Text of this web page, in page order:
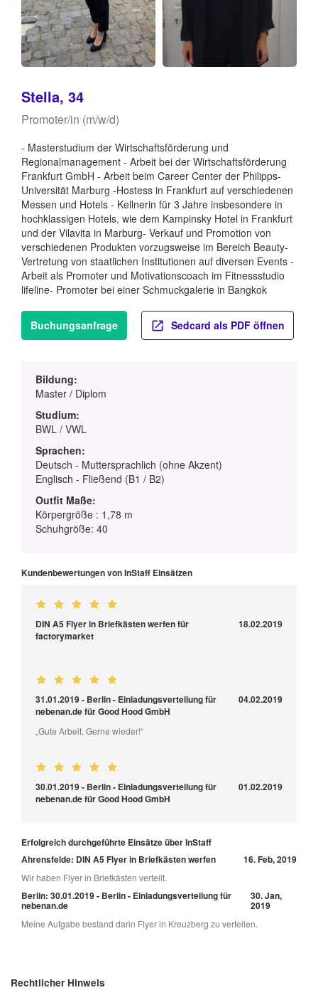
Stella, 34
Promoter/in (m/w/d)
- Masterstudium der Wirtschaftsförderung und
Regionalmanagement - Arbeit bei der Wirtschaftsförderung
Frankfurt GmbH - Arbeit beim Career Center der Philipps-
Universität Marburg -Hostess in Frankfurt auf verschiedenen
Messen und Hotels - Kellnerin für 3 Jahre insbesondere in
hochklassigen Hotels, wie dem Kampinsky Hotel in Frankfurt
und der Vilavita in Marburg- Verkauf und Promotion von
verschiedenen Produkten vorzugsweise im Bereich Beauty-
Vertretung von staatlichen Institutionen auf diversen Events -
Arbeit als Promoter und Motivationscoach im Fitnessstudio
lifeline- Promoter bei einer Schmuckgalerie in Bangkok
Buchungsanfrage Sedcard als PDF öffnen
Bildung:
Master / Diplom
Studium:
BWL / VWL
Sprachen:
Deutsch - Muttersprachlich (ohne Akzent)
Englisch - Fließend (B1 / B2)
Outfit Maße:
Körpergröße : 1,78 m
Schuhgröße: 40
Kundenbewertungen von InStaff Einsätzen
DIN A5 Flyer in Briefkästen werfen für
factorymarket
18.02.2019
31.01.2019 - Berlin - Einladungsverteilung für
nebenan.de für Good Hood GmbH
04.02.2019
„Gute Arbeit. Gerne wieder!“
30.01.2019 - Berlin - Einladungsverteilung für
nebenan.de für Good Hood GmbH
01.02.2019
Erfolgreich durchgeführte Einsätze über InStaff
Ahrensfelde: DIN A5 Flyer in Briefkästen werfen
16. Feb, 2019
Wir haben Flyer in Briefkästen verteilt.
Berlin: 30.01.2019 - Berlin - Einladungsverteilung für
nebenan.de
30. Jan,
2019
Meine Aufgabe bestand darin Flyer in Kreuzberg zu verteilen.
Rechtlicher Hinweis